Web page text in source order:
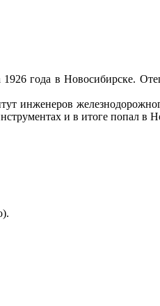
1926 года в Новосибирске.
и в итоге попал в